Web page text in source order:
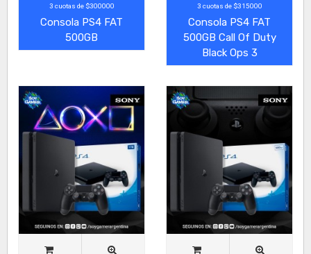
3 cuotas de $300000
Consola PS4 FAT
500GB
3 cuotas de $315000
Consola PS4 FAT
500GB Call Of Duty
Black Ops 3